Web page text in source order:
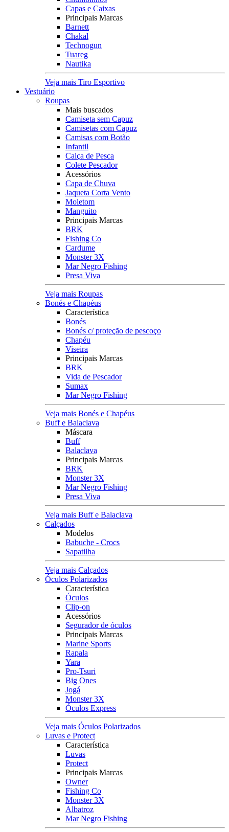
Capas e Caixas
Principais Marcas
Barnett
Chakal
Technogun
Tuareg
Nautika
Veja mais Tiro Esportivo
Vestuário
Roupas
Mais buscados
Camiseta sem Capuz
Camisetas com Capuz
Camisas com Botão
Infantil
Calça de Pesca
Colete Pescador
Acessórios
Capa de Chuva
Jaqueta Corta Vento
Moletom
Manguito
Principais Marcas
BRK
Fishing Co
Cardume
Monster 3X
Mar Negro Fishing
Presa Viva
Veja mais Roupas
Bonés e Chapéus
Característica
Bonés
Bonés c/ proteção de pescoço
Chapéu
Viseira
Principais Marcas
BRK
Vida de Pescador
Sumax
Mar Negro Fishing
Veja mais Bonés e Chapéus
Buff e Balaclava
Máscara
Buff
Balaclava
Principais Marcas
BRK
Monster 3X
Mar Negro Fishing
Presa Viva
Veja mais Buff e Balaclava
Calçados
Modelos
Babuche - Crocs
Sapatilha
Veja mais Calçados
Óculos Polarizados
Característica
Óculos
Clip-on
Acessórios
Segurador de óculos
Principais Marcas
Marine Sports
Rapala
Yara
Pro-Tsuri
Big Ones
Jogá
Monster 3X
Óculos Express
Veja mais Óculos Polarizados
Luvas e Protect
Característica
Luvas
Protect
Principais Marcas
Owner
Fishing Co
Monster 3X
Albatroz
Mar Negro Fishing